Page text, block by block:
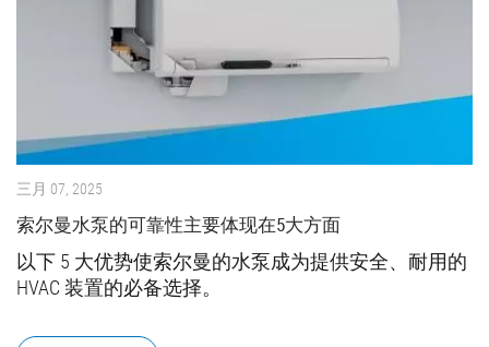
三月 07, 2025
索尔曼水泵的可靠性主要体现在5大方面
以下 5 大优势使索尔曼的水泵成为提供安全、耐用的
HVAC 装置的必备选择。